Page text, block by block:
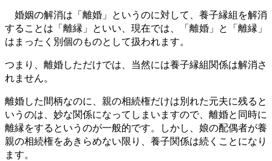
婚姻の解消は「離婚」というのに対して、養子縁組を解消
することは「離縁」といい、現在では、「離婚」と「離縁」
はまったく別個のものとして扱われます。
つまり、離婚しただけでは、当然には養子縁組関係は解消さ
れません。
離婚した間柄なのに、親の相続権だけは別れた元夫に残ると
いうのは、妙な関係になってしまいますので、離婚と同時に
離縁をするというのが一般的です。しかし、娘の配偶者が養
親の相続権をあきらめない限り、養子関係は続くことになり
ます。